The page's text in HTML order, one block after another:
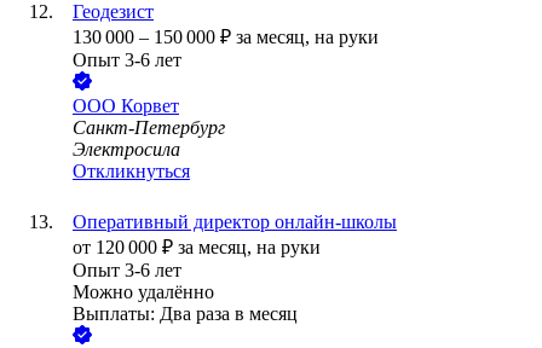
Геодезист
130 000 – 150 000 ₽ за месяц, на руки
Опыт 3-6 лет
ООО Корвет
Санкт-Петербург
Электросила
Откликнуться
Оперативный директор онлайн-школы
от 120 000 ₽ за месяц, на руки
Опыт 3-6 лет
Можно удалённо
Выплаты: Два раза в месяц